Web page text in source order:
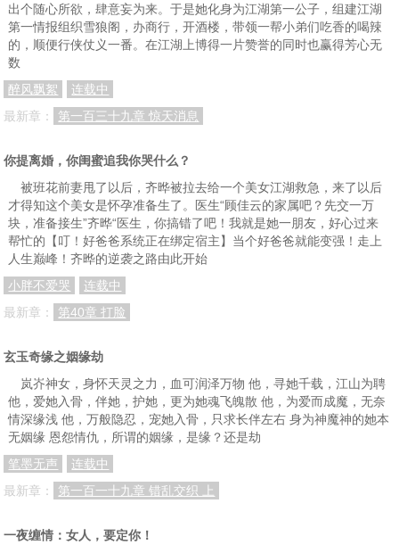
出个随心所欲，肆意妄为来。于是她化身为江湖第一公子，组建江湖
第一情报组织雪狼阁，办商行，开酒楼，带领一帮小弟们吃香的喝辣
的，顺便行侠仗义一番。在江湖上博得一片赞誉的同时也赢得芳心无
数
醉风飘絮
连载中
最新章：
第一百三十九章 惊天消息
你提离婚，你闺蜜追我你哭什么？
被班花前妻甩了以后，齐晔被拉去给一个美女江湖救急，来了以后
才得知这个美女是怀孕准备生了。医生“顾佳云的家属吧？先交一万
块，准备接生”齐晔“医生，你搞错了吧！我就是她一朋友，好心过来
帮忙的【叮！好爸爸系统正在绑定宿主】当个好爸爸就能变强！走上
人生巅峰！齐晔的逆袭之路由此开始
小胖不爱哭
连载中
最新章：
第40章 打脸
玄玉奇缘之姻缘劫
岚岕神女，身怀天灵之力，血可润泽万物 他，寻她千载，江山为聘
他，爱她入骨，伴她，护她，更为她魂飞魄散 他，为爱而成魔，无奈
情深缘浅 他，万般隐忍，宠她入骨，只求长伴左右 身为神魔神的她本
无姻缘 恩怨情仇，所谓的姻缘，是缘？还是劫
笔墨无声
连载中
最新章：
第一百一十九章 错乱交织 上
一夜缠情：女人，要定你！